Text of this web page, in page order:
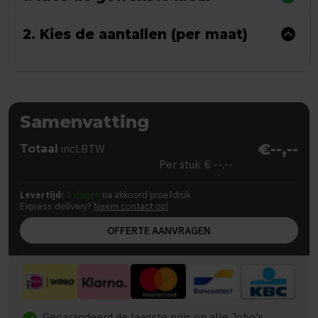
2. Kies de aantallen (per maat)
Samenvatting
Totaal incl.BTW €--,--
Per stuk € --,--
Levertijd: 5 dagen na akkoord proefdruk
Express delivery? Neem contact op!
OFFERTE AANVRAGEN